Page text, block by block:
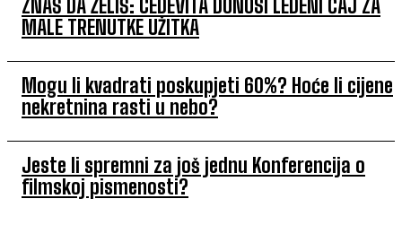
ZNAŠ DA ŽELIŠ: CEDEVITA DONOSI LEDENI ČAJ ZA
MALE TRENUTKE UŽITKA
Mogu li kvadrati poskupjeti 60%? Hoće li cijene
nekretnina rasti u nebo?
Jeste li spremni za još jednu Konferencija o
filmskoj pismenosti?